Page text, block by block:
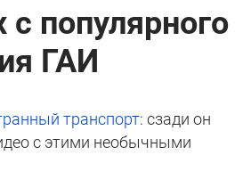
с
ГАИ
транспорт: сзади он
с этими необычными